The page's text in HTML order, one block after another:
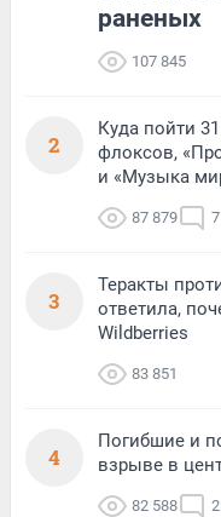
раненых
107 845
2
Куда пойти
флоксов,
и «Музыка
87 879 7
3
Теракты
ответила,
Wildberries
83 851
4
Погибшие и
взрыве в
82 588